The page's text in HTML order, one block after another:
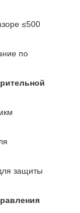
≤500
по
защиты